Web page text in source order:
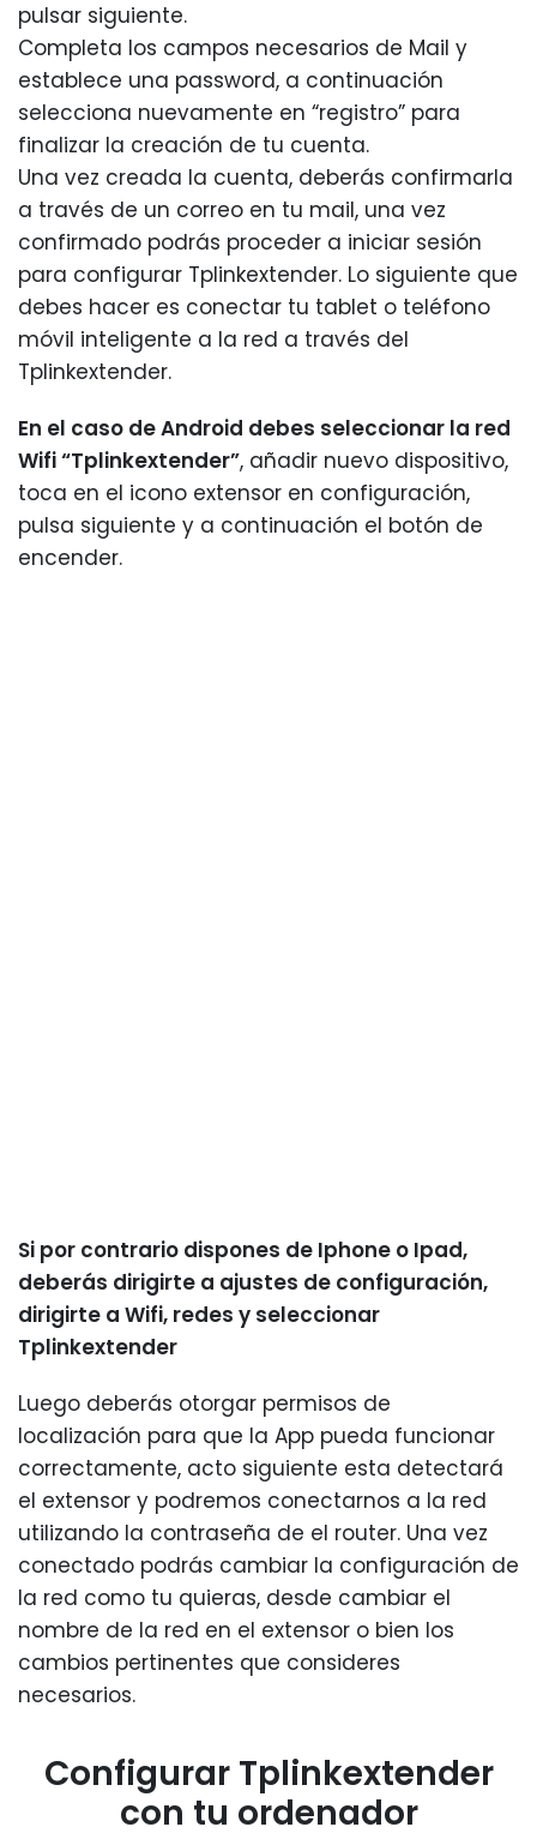
pulsar siguiente.
Completa los campos necesarios de Mail y
establece una password, a continuación
selecciona nuevamente en “registro” para
finalizar la creación de tu cuenta.
Una vez creada la cuenta, deberás confirmarla
a través de un correo en tu mail, una vez
confirmado podrás proceder a iniciar sesión
para configurar Tplinkextender. Lo siguiente que
debes hacer es conectar tu tablet o teléfono
móvil inteligente a la red a través del
Tplinkextender.
En el caso de Android debes seleccionar la red
Wifi “Tplinkextender”, añadir nuevo dispositivo,
toca en el icono extensor en configuración,
pulsa siguiente y a continuación el botón de
encender.
Si por contrario dispones de Iphone o Ipad,
deberás dirigirte a ajustes de configuración,
dirigirte a Wifi, redes y seleccionar
Tplinkextender
Luego deberás otorgar permisos de
localización para que la App pueda funcionar
correctamente, acto siguiente esta detectará
el extensor y podremos conectarnos a la red
utilizando la contraseña de el router. Una vez
conectado podrás cambiar la configuración de
la red como tu quieras, desde cambiar el
nombre de la red en el extensor o bien los
cambios pertinentes que consideres
necesarios.
Configurar Tplinkextender
con tu ordenador